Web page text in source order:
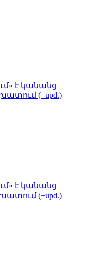
է կանանց
(+upd.)
է կանանց
(+upd.)